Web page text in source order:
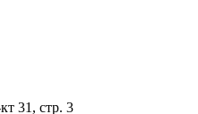
31, стр. 3